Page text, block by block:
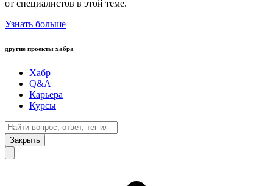
от специалистов в этой теме.
Узнать больше
другие проекты хабра
Хабр
Q&A
Карьера
Курсы
Закрыть